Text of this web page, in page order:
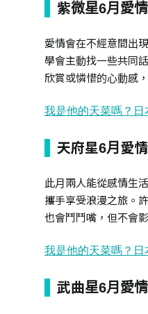
紫微星6月
愛情會在不經意間出
學會主動找一些共同
欣賞或憐惜的心動感
天府星6月
此月兩人能從感情生
攜手享受浪漫之旅。
也會鬥鬥嘴，但不會
武曲星6月